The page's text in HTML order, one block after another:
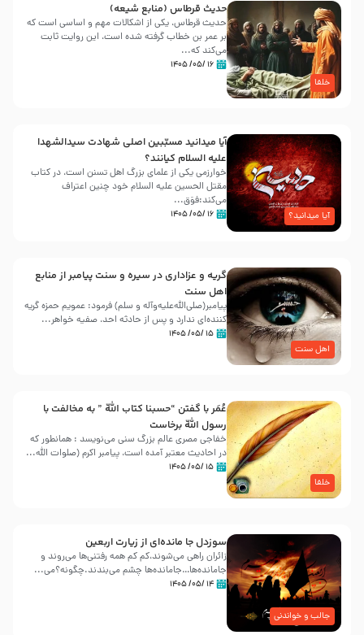
خلفا
حدیث قرطاس (منابع شیعه)
حدیث قرطاس، یکی از اشکالات مهم و اساسی است که
بر عمر بن خطاب گرفته شده است، این روایت ثابت
می‌کند که...
۱۶ /۰۵/ ۱۴۰۵
آیا میدانید؟
آیا میدانید مسبّبین اصلی شهادت سیدالشهدا
علیه ‌السلام کیانند؟
خوارزمی یکی از علمای بزرگ اهل تسنن است، در کتاب
مقتل الحسین علیه ‌السلام خود چنین اعتراف
می‌کند:فوَق...
۱۶ /۰۵/ ۱۴۰۵
اهل سنت
گریه و عزاداری در سیره و سنت پیامبر از منابع
اهل سنت
پیامبر(صلی‌الله‌علیه‌وآله و سلم) فرمود: عمویم حمزه گریه
کننده‌ای ندارد و پس از حادثه احد، صفیه خواهر...
۱۵ /۰۵/ ۱۴۰۵
خلفا
عُمَر با گفتن “حسبنا كتاب اللّه ” به مخالفت با
رسول اللّه برخاست
خفاجی مصری عالم بزرگ سنی می‌نویسد : همانطور که
در احادیث معتبر آمده است، پیامبر اکرم (صلوات اللّه...
۱۵ /۰۵/ ۱۴۰۵
جالب و خواندنی
سوزدل جا مانده‌ای از زیارت اربعین
زائران راهی می‌شوند،کم‌ کم همه رفتنی‌ها می‌روند و
جامانده‌ها…جامانده‌ها چشم می‌بندند.چگونه؟می‌...
۱۴ /۰۵/ ۱۴۰۵